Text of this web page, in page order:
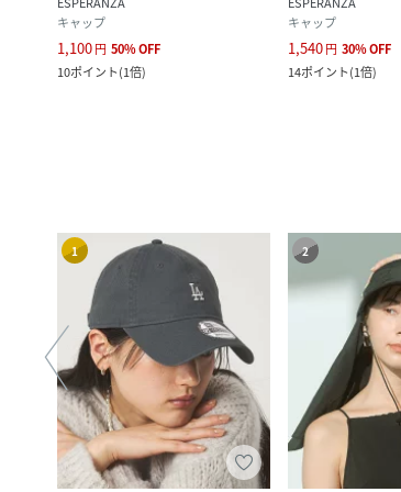
キャップ
1,100円 50%OFF
10ポイント(1倍)
キャップ
1,540円 30%OFF
14ポイント(1倍)
1 2